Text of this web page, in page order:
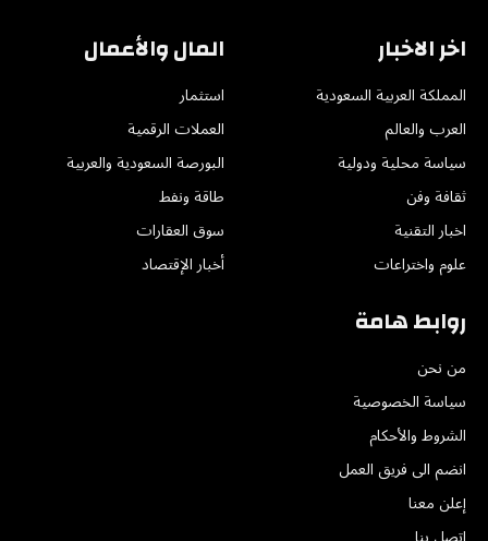
اخر الاخبار
المملكة العربية السعودية
العرب والعالم
سياسة محلية ودولية
ثقافة وفن
اخبار التقنية
علوم واختراعات
المال والأعمال
استثمار
العملات الرقمية
البورصة السعودية والعربية
طاقة ونفط
سوق العقارات
أخبار الإقتصاد
روابط هامة
من نحن
سياسة الخصوصية
الشروط والأحكام
انضم الى فريق العمل
إعلن معنا